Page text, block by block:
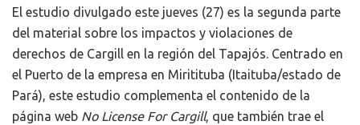
El estudio divulgado este jueves (27) es la segunda parte
del material sobre los impactos y violaciones de
derechos de Cargill en la región del Tapajós. Centrado en
el Puerto de la empresa en Miritituba (Itaituba/estado de
Pará), este estudio complementa el contenido de la
página web No License For Cargill, que también trae el